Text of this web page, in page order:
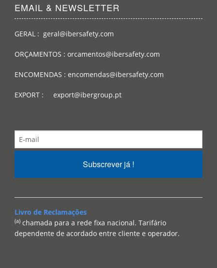
EMAIL & NEWSLETTER
GERAL : geral@ibersafety.com
ORÇAMENTOS : orcamentos@ibersafety.com
ENCOMENDAS : encomendas@ibersafety.com
EXPORT : export@ibergroup.pt
Subscrever já !
Livro de Reclamações
(a) chamada para a rede fixa nacional. Tarifário
dependente de acordado entre cliente e operador.